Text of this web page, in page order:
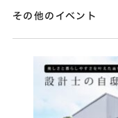
その他のイベント